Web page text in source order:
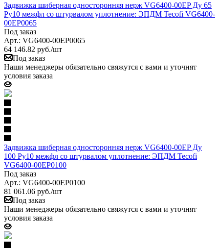
Задвижка шиберная односторонняя нерж VG6400-00EP Ду 65
Ру10 межфл со штурвалом уплотнение: ЭПДМ Tecofi VG6400-
00EP0065
Под заказ
Арт.: VG6400-00EP0065
64 146.82 руб./шт
Под заказ
Наши менеджеры обязательно свяжутся с вами и уточнят
условия заказа
Задвижка шиберная односторонняя нерж VG6400-00EP Ду
100 Ру10 межфл со штурвалом уплотнение: ЭПДМ Tecofi
VG6400-00EP0100
Под заказ
Арт.: VG6400-00EP0100
81 061.06 руб./шт
Под заказ
Наши менеджеры обязательно свяжутся с вами и уточнят
условия заказа